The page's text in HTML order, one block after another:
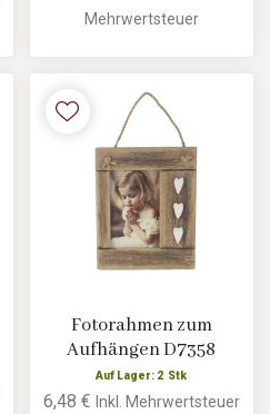
Mehrwertsteuer
Fotorahmen zum
Aufhängen D7358
Auf Lager: 2 Stk
6,48 € Inkl. Mehrwertsteuer